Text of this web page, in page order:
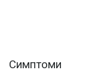
Симптоми